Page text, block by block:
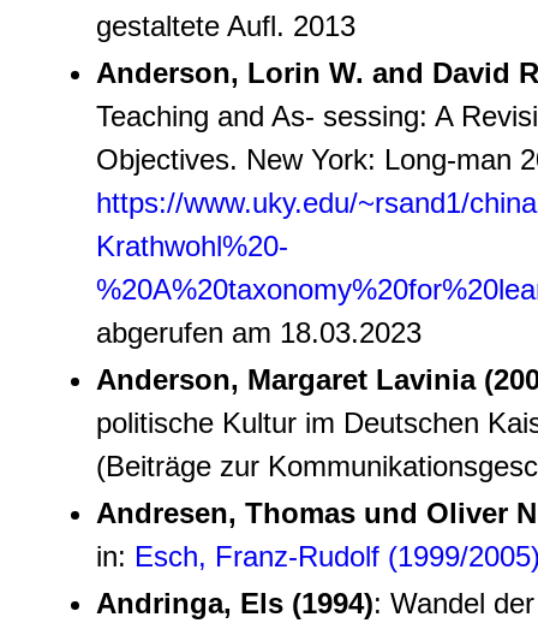
gestaltete Aufl. 2013
Anderson, Lorin W. and David
Teaching and As- sessing: A
Objectives. New York: Long-man
https://www.uky.edu/~rsand1/
Krathwohl%20-
abgerufen am 18.03.2023
Anderson, Margaret Lavinia
politische Kultur im Deutschen
(Beiträge zur
Andresen, Thomas und Oliver
in: Esch, Franz-Rudolf (1999/
Andringa, Els (1994): Wandel